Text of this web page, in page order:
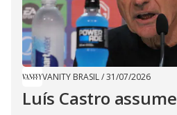
VANITY BRASIL/31/07/2026
Luís Castro assume